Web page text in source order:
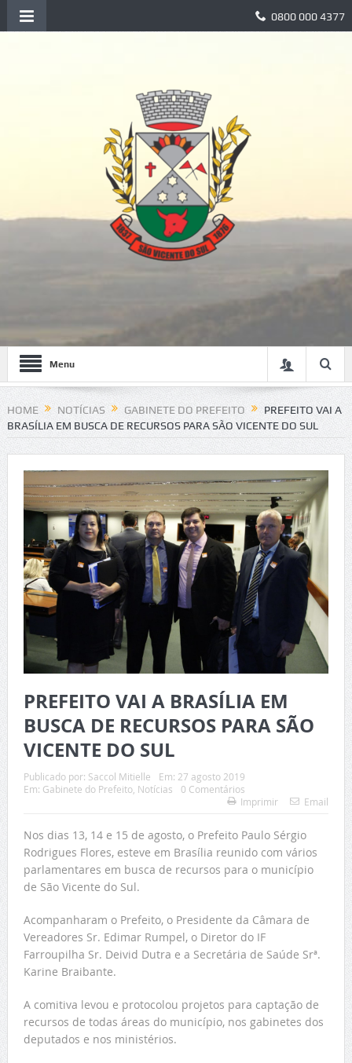
0800 000 4377
Menu
HOME NOTÍCIAS GABINETE DO PREFEITO
PREFEITO VAI A
BRASÍLIA EM BUSCA DE RECURSOS PARA SÃO VICENTE DO SUL
PREFEITO VAI A BRASÍLIA EM
BUSCA DE RECURSOS PARA SÃO
VICENTE DO SUL
Publicado por: Saccol Mitielle Em: 27 agosto 2019
Em: Gabinete do Prefeito, Notícias
0 Comentários
Imprimir
Email
Nos dias 13, 14 e 15 de agosto, o Prefeito Paulo Sérgio
Rodrigues Flores, esteve em Brasília reunido com vários
parlamentares em busca de recursos para o município
de São Vicente do Sul.
Acompanharam o Prefeito, o Presidente da Câmara de
Vereadores Sr. Edimar Rumpel, o Diretor do IF
Farroupilha Sr. Deivid Dutra e a Secretária de Saúde Srª.
Karine Braibante.
A comitiva levou e protocolou projetos para captação de
recursos de todas áreas do município, nos gabinetes dos
deputados e nos ministérios.